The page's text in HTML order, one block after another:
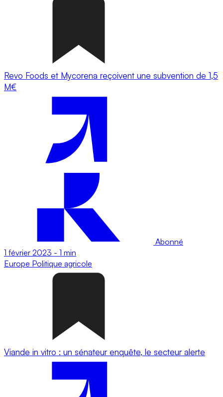
Revo Foods et Mycorena reçoivent une subvention de 1,5
M€
Abonné
1 février 2023 - 1 min
Europe Politique agricole
Viande in vitro : un sénateur enquête, le secteur alerte